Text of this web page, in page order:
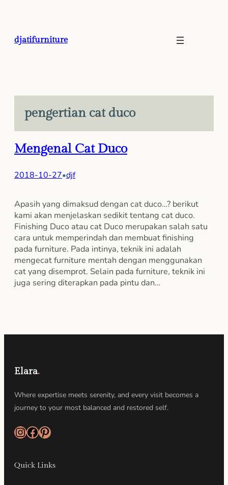
djatifurniture
pengertian cat duco
Mengenal Cat Duco
2018-10-27•djf
Apasih yang dimaksud dengan cat duco…? berikut
kami akan menjelaskan sedikit tentang cat duco.
Finishing Duco atau cat Duco merupakan salah satu
cara untuk memperindah dan membuat finishing
pada furniture. Pada intinya, teknik ini adalah
mengecat furniture mentah dengan menggunakan
cat yang disemprot. Selain pada furniture, teknik ini
juga sering diterapkan pada pintu dan…
Elara.
Where expertise meets serenity, and every visit becomes a
journey to your most balanced and restored self.
InstagramFacebook Pinterest
Quick Links